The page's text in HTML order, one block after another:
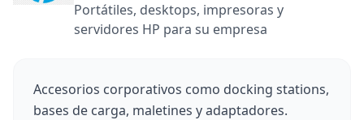
Portátiles, desktops, impresoras y
servidores HP para su empresa
Accesorios corporativos como docking stations,
bases de carga, maletines y adaptadores.